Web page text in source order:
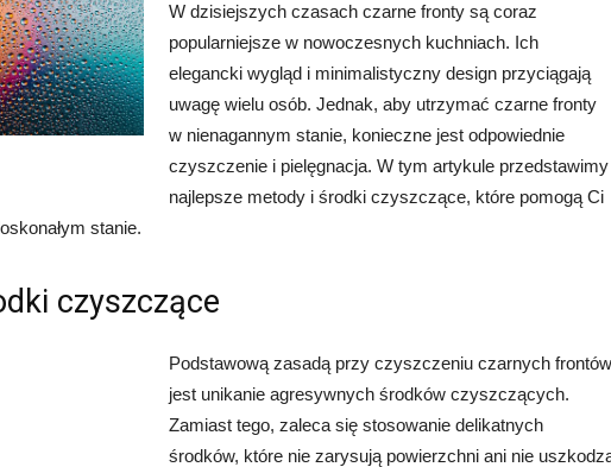
W dzisiejszych czasach czarne fronty są coraz
popularniejsze w nowoczesnych kuchniach. Ich
elegancki wygląd i minimalistyczny design przyciągają
uwagę wielu osób. Jednak, aby utrzymać czarne fronty
w nienagannym stanie, konieczne jest odpowiednie
czyszczenie i pielęgnacja. W tym artykule przedstawimy
najlepsze metody i środki czyszczące, które pomogą Ci
stanie.
czyszczące
Podstawową zasadą przy czyszczeniu czarnych frontów
jest unikanie agresywnych środków czyszczących.
Zamiast tego, zaleca się stosowanie delikatnych
środków, które nie zarysują powierzchni ani nie